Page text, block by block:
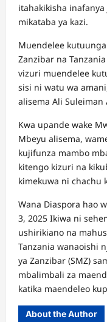
itahakikisha
mikataba ya kazi.
Muendelee
Zanzibar na
vizuri muendelee
sisi ni watu wa
alisema Ali Suleiman
Kwa upande wake
Mbeyu alisema,
kujifunza mambo
kitengo kizuri na
kimekuwa ni chachu
Wana Diaspora hao
3, 2025 Ikiwa ni
ushirikiano na
Tanzania wanaoishi
ya Zanzibar (SMZ)
mbalimbali za
katika maendeleo
About the Author